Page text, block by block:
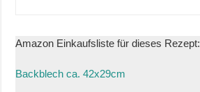
Amazon Einkaufsliste für dieses Rezept:
Backblech ca. 42x29cm